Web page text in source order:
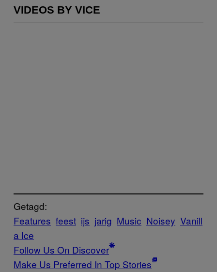
VIDEOS BY VICE
Getagd:
Features feest ijs jarig Music Noisey Vanill
a Ice
Follow Us On Discover
Make Us Preferred In Top Stories